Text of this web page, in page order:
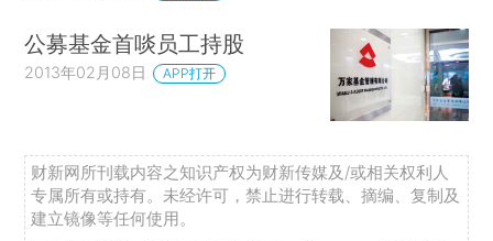
公募基金首啖员工持股
2013年02月08日 APP打开
财新网所刊载内容之知识产权为财新传媒及/或相关权利人
专属所有或持有。未经许可，禁止进行转载、摘编、复制及
建立镜像等任何使用。